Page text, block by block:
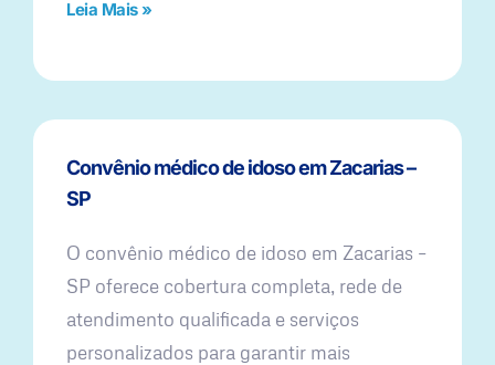
Leia Mais »
Convênio médico de idoso em Zacarias –
SP
O convênio médico de idoso em Zacarias –
SP oferece cobertura completa, rede de
atendimento qualificada e serviços
personalizados para garantir mais